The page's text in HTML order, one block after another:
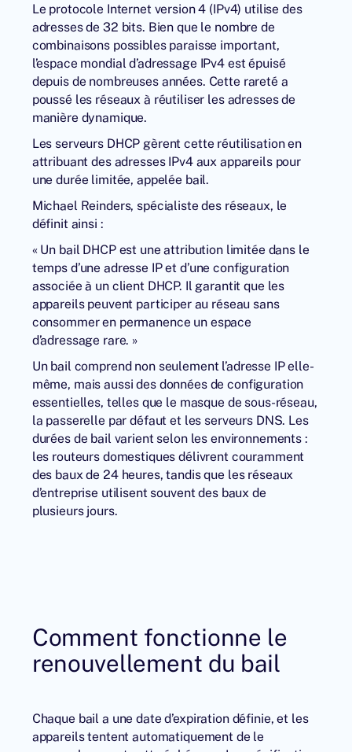
Le protocole Internet version 4 (IPv4) utilise des
adresses de 32 bits. Bien que le nombre de
combinaisons possibles paraisse important,
l’espace mondial d’adressage IPv4 est épuisé
depuis de nombreuses années. Cette rareté a
poussé les réseaux à réutiliser les adresses de
manière dynamique.
Les serveurs DHCP gèrent cette réutilisation en
attribuant des adresses IPv4 aux appareils pour
une durée limitée, appelée bail.
Michael Reinders, spécialiste des réseaux, le
définit ainsi :
« Un bail DHCP est une attribution limitée dans le
temps d’une adresse IP et d’une configuration
associée à un client DHCP. Il garantit que les
appareils peuvent participer au réseau sans
consommer en permanence un espace
d’adressage rare. »
Un bail comprend non seulement l’adresse IP elle-
même, mais aussi des données de configuration
essentielles, telles que le masque de sous-réseau,
la passerelle par défaut et les serveurs DNS. Les
durées de bail varient selon les environnements :
les routeurs domestiques délivrent couramment
des baux de 24 heures, tandis que les réseaux
d’entreprise utilisent souvent des baux de
plusieurs jours.
Comment fonctionne le
renouvellement du bail
Chaque bail a une date d’expiration définie, et les
appareils tentent automatiquement de le